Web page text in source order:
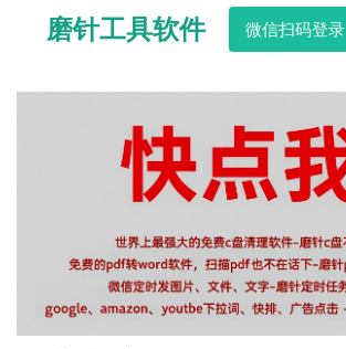
磨针工具软件 微信扫码登录